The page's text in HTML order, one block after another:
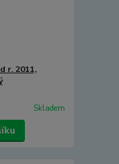
r. 2011,
Skladem